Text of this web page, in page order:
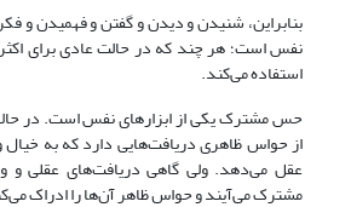
بنابراین، شنیدن و دیدن و گفتن و فهمیدن و
نفس است؛ هر چند که در حالت عادی برای اکثر
استفاده می‌کند.
حس مشترک یکی از ابزارهای نفس است. در
از حواس ظاهری دریافت‌هایی دارد که به
عقل می‌دهد. ولی گاهی دریافت‌های عقلی
مشترک می‌آیند و حواس ظاهر آن‌ها را ادراک